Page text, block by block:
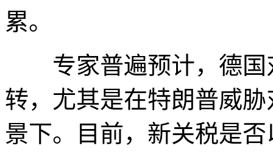
累。
专家普遍预计，德国
转，尤其是在特朗普威
景下。目前，新关税是